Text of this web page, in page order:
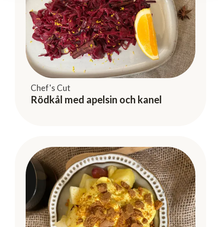
Chef's Cut
Rödkål med apelsin och kanel